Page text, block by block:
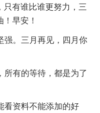
只有谁比谁更努力，三
早安！
。三月再见，四月你
有的等待，都是为了
资料不能添加的好